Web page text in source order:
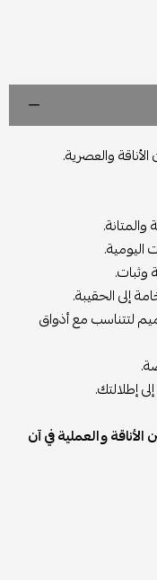
والعصرية.
وثبات.
إلى الحقيبة.
لتتناسب مع أذواق
إطلالتك.
والعملية في آن